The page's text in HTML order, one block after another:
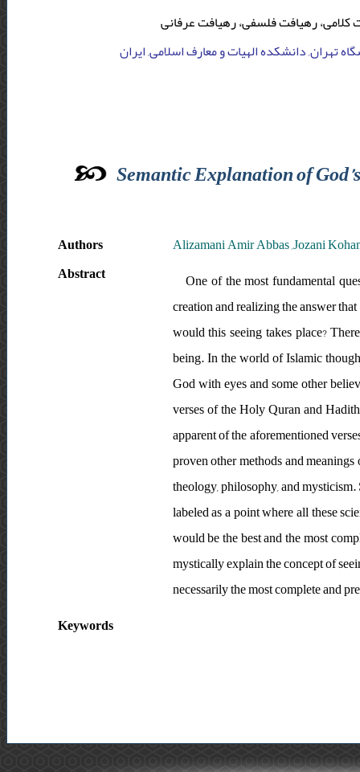
کلامی، رهیافت فلسفی، رهیافت عرفانی
تهران, دانشکده الهیات و معارف اسلامی, ایران
Semantic Explanation of
Authors
Alizamani Amir Abbas ,Jozani
Abstract
One of the most fundamental
creation and realizing the answer
would this seeing takes place?
being. In the world of Islamic
God with eyes and some other
verses of the Holy Quran and
apparent of the aforementioned
proven other methods and
theology, philosophy, and
labeled as a point where all these
would be the best and the most
mystically explain the concept of
necessarily the most complete and
Keywords